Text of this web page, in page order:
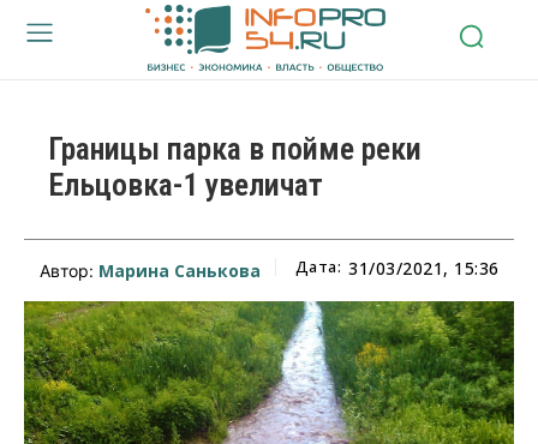
Границы парка в пойме реки
Ельцовка-1 увеличат
Автор: Марина Санькова Дата: 31/03/2021, 15:36